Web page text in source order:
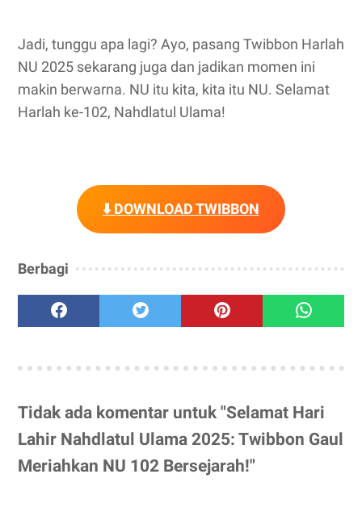
Jadi, tunggu apa lagi? Ayo, pasang Twibbon Harlah
NU 2025 sekarang juga dan jadikan momen ini
makin berwarna. NU itu kita, kita itu NU. Selamat
Harlah ke-102, Nahdlatul Ulama!
⬇️ DOWNLOAD TWIBBON
Berbagi
Tidak ada komentar untuk "Selamat Hari
Lahir Nahdlatul Ulama 2025: Twibbon Gaul
Meriahkan NU 102 Bersejarah!"